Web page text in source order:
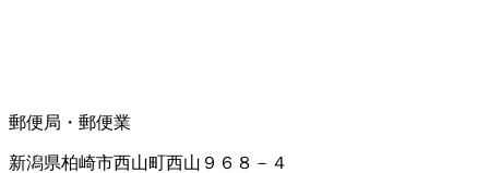
郵便局・郵便業
新潟県柏崎市西山町西山９６８－４